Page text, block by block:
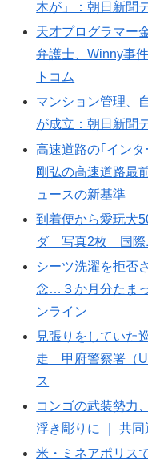
木が」：朝日新聞
天才プログラマー
弁護士、Winny事
トコム
マンション管理、
が成立：朝日新聞
高速道路の｢イン
剛弘の高速道路最
ュースの新基準
到着便から愛玩犬
ダ 写真2枚 国際
シーツ洗濯を拒否
念…３か月分たま
ンライン
見張りをしていた
走 甲府警察署（
ス
コンゴの武装勢力
浮き彫りに ｜ 共同
米・ミネアポリス